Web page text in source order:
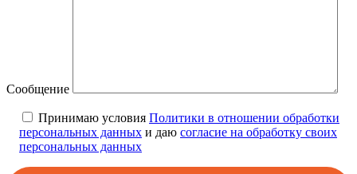
Сообщение
Принимаю условия Политики в отношении обработки
персональных данных и даю согласие на обработку своих
персональных данных